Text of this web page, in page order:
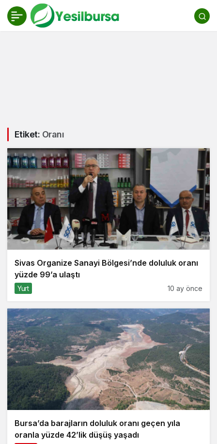
Etiket: Oranı
Sivas Organize Sanayi Bölgesi’nde doluluk oranı
yüzde 99’a ulaştı
Yurt 10 ay önce
Bursa’da barajların doluluk oranı geçen yıla
oranla yüzde 42’lik düşüş yaşadı